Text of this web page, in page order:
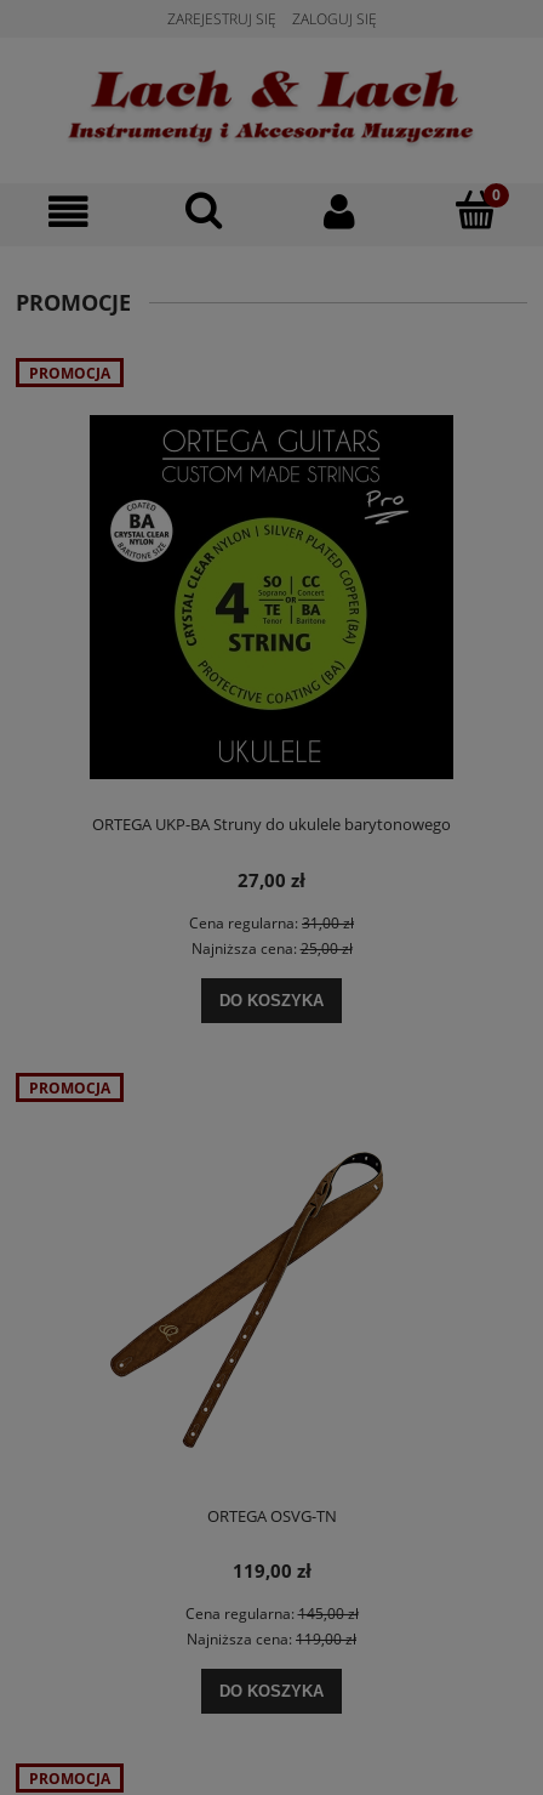
ZAREJESTRUJ SIĘ ZALOGUJ SIĘ
PROMOCJE
ORTEGA UKP-BA Struny do ukulele barytonowego
27,00 zł
Cena regularna: 31,00 zł
Najniższa cena:25,00 zł
DO KOSZYKA
PROMOCJA
ORTEGA OSVG-TN
119,00 zł
Cena regularna:145,00 zł
Najniższa cena: 119,00 zł
DO KOSZYKA
PROMOCJA
PROMOCJA